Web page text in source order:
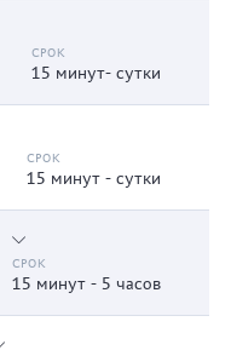
15 минут- сутки
15 минут - сутки
15 минут - 5 часов